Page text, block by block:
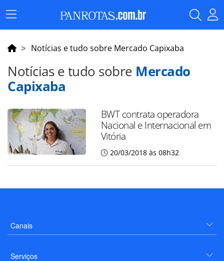
Menu
Principal
Notícias e tudo sobre Mercado Capixaba
Notícias e tudo sobre Mercado
Capixaba
BWT contrata operadora
Nacional e Internacional em
Vitória
20/03/2018 às 08h32
Canais
Serviços